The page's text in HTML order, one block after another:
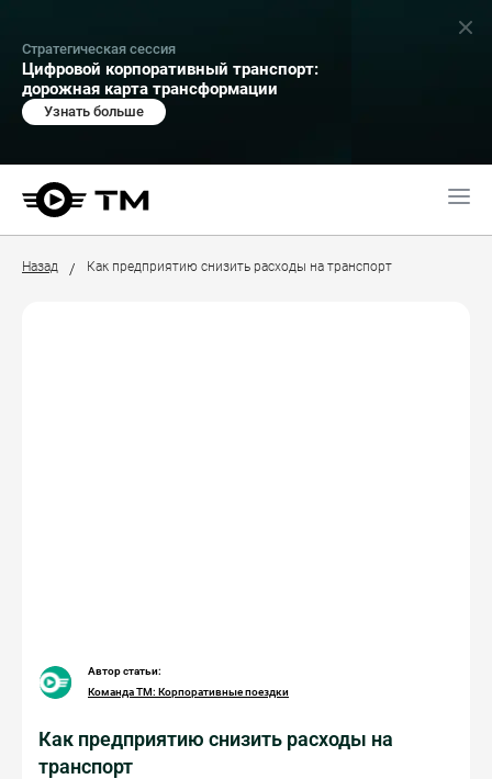
Стратегическая сессия
Цифровой корпоративный транспорт:
дорожная карта трансформации
Узнать больше
Назад / Как предприятию снизить расходы на транспорт
Автор статьи:
Команда ТМ: Корпоративные поездки
Как предприятию снизить расходы на
транспорт